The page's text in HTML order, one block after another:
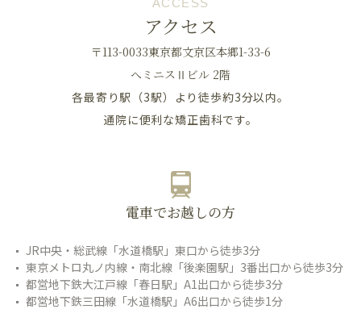
アクセス
〒113-0033東京都文京区本郷1-33-6
へミニスⅡビル 2階
各最寄り駅（3駅）より徒歩約3分以内。
通院に便利な矯正歯科です。
電車でお越しの方
JR中央・総武線「水道橋駅」東口から徒歩3分
東京メトロ丸ノ内線・南北線「後楽園駅」3番出口から徒歩3分
都営地下鉄大江戸線「春日駅」A1出口から徒歩3分
都営地下鉄三田線「水道橋駅」A6出口から徒歩1分